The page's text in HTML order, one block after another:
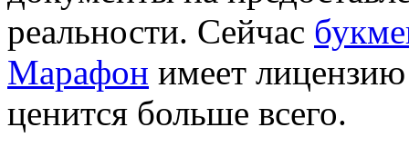
реальности. Сейчас
Марафон имеет
ценится больше всего.